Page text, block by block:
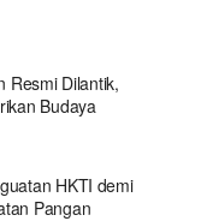
Resmi Dilantik,
Budaya
HKTI demi
Pangan